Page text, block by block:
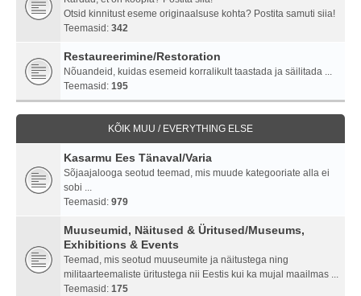
Otsid kinnitust eseme originaalsuse kohta? Postita samuti siia!
Teemasid: 342
Restaureerimine/Restoration
Nõuandeid, kuidas esemeid korralikult taastada ja säilitada ...
Teemasid: 195
KÕIK MUU / EVERYTHING ELSE
Kasarmu Ees Tänaval/Varia
Sõjaajalooga seotud teemad, mis muude kategooriate alla ei
sobi ...
Teemasid: 979
Muuseumid, Näitused & Üritused/Museums,
Exhibitions & Events
Teemad, mis seotud muuseumite ja näitustega ning
militaarteemaliste üritustega nii Eestis kui ka mujal maailmas ...
Teemasid: 175